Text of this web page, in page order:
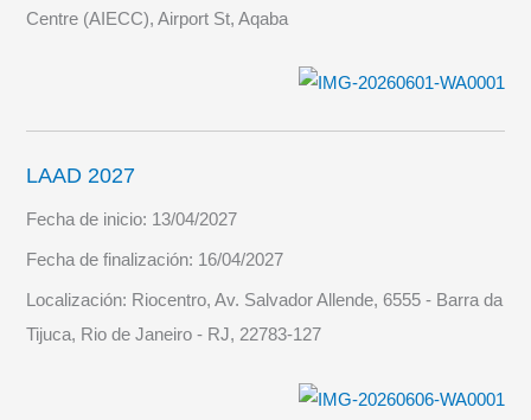
Centre (AIECC), Airport St, Aqaba
LAAD 2027
Fecha de inicio: 13/04/2027
Fecha de finalización: 16/04/2027
Localización: Riocentro, Av. Salvador Allende, 6555 - Barra da
Tijuca, Rio de Janeiro - RJ, 22783-127